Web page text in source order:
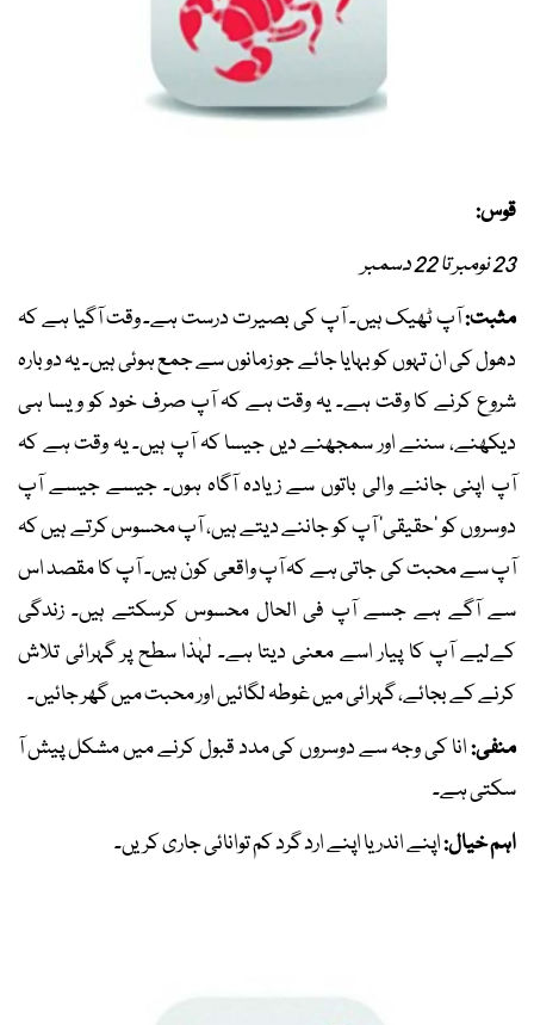
قوس:
23 نومبر تا 22 دسمبر
مثبت:آپ ٹھیک ہیں۔ آپ کی بصیرت درست ہے۔ وقت آگیا ہے کہ
دھول کی ان تہوں کو بہایا جائے جو زمانوں سے جمع ہوئی ہیں۔ یہ دوبارہ
شروع کرنے کا وقت ہے۔ یہ وقت ہے کہ آپ صرف خود کو ویسا ہی
دیکھنے، سننے اور سمجھنے دیں جیسا کہ آپ ہیں۔ یہ وقت ہے کہ
آپ اپنی جاننے والی باتوں سے زیادہ آگاہ ہوں۔ جیسے جیسے آپ
دوسروں کو ’حقیقی‘ آپ کو جاننے دیتے ہیں، آپ محسوس کرتے ہیں کہ
آپ سے محبت کی جاتی ہے کہ آپ واقعی کون ہیں۔ آپ کا مقصد اس
سے آگے ہے جسے آپ فی الحال محسوس کرسکتے ہیں۔ زندگی
کےلیے آپ کا پیار اسے معنی دیتا ہے۔ لہٰذا سطح پر گہرائی تلاش
کرنے کے بجائے، گہرائی میں غوطہ لگائیں اور محبت میں گھر جائیں۔
منفی:انا کی وجہ سے دوسروں کی مدد قبول کرنے میں مشکل پیش آ
سکتی ہے۔
اہم خیال:اپنے اندر یا اپنے ارد گرد کم توانائی جاری کریں۔